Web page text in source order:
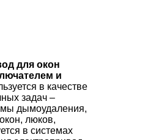
для окон
и
в качестве
задач –
дымоудаления,
люков,
в системах